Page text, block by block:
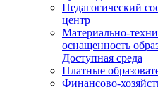
Педагогический
центр
Материально-
оснащенность
Доступная среда
Платные
Финансово-